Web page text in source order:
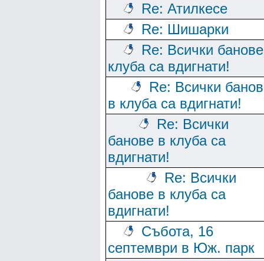
Re: Атилкесе
Re: Шишарки
Re: Всички
клуба са вдигнати!
Re: Всички
в клуба са вдигнати!
Re: Всички
банове в клуба са
вдигнати!
Re: Всички
банове в клуба са
вдигнати!
Събота, 16
септември в Юж. парк